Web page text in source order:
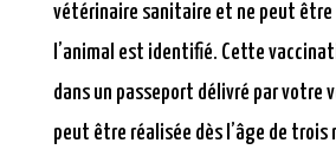
vétérinaire sanitaire et ne peut être
l’animal est identifié. Cette
dans un passeport délivré par votre
peut être réalisée dès l’âge de trois